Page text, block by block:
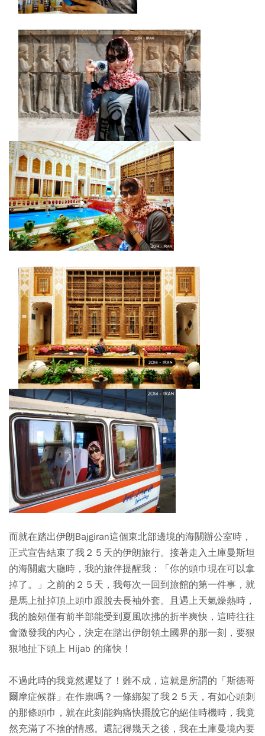
而就在踏出伊朗Bajgiran這個東北部邊境的海關辦公室時，
正式宣告結束了我２５天的伊朗旅行。接著走入土庫曼斯坦
的海關處大廳時，我的旅伴提醒我：「你的頭巾現在可以拿
掉了。」之前的２５天，我每次一回到旅館的第一件事，就
是馬上扯掉頂上頭巾跟脫去長袖外套。且遇上天氣燥熱時，
我的臉頰僅有前半部能受到夏風吹拂的折半爽快，這時往往
會激發我的內心，決定在踏出伊朗領土國界的那一刻，要狠
狠地扯下頭上 Hijab 的痛快！
不過此時的我竟然遲疑了！難不成，這就是所謂的「斯德哥
爾摩症候群」在作祟嗎？一條綁架了我２５天，有如心頭刺
的那條頭巾，就在此刻能夠痛快擺脫它的絕佳時機時，我竟
然充滿了不捨的情感。還記得幾天之後，我在土庫曼境內要